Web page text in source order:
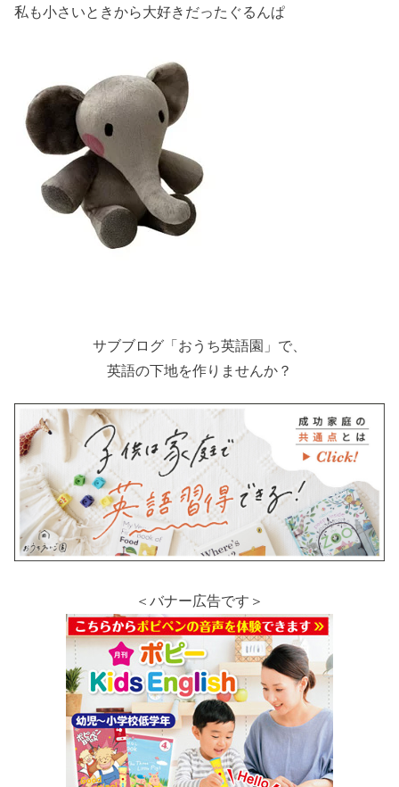
私も小さいときから大好きだったぐるんぱ
サブブログ「おうち英語園」で、
英語の下地を作りませんか？
＜バナー広告です＞